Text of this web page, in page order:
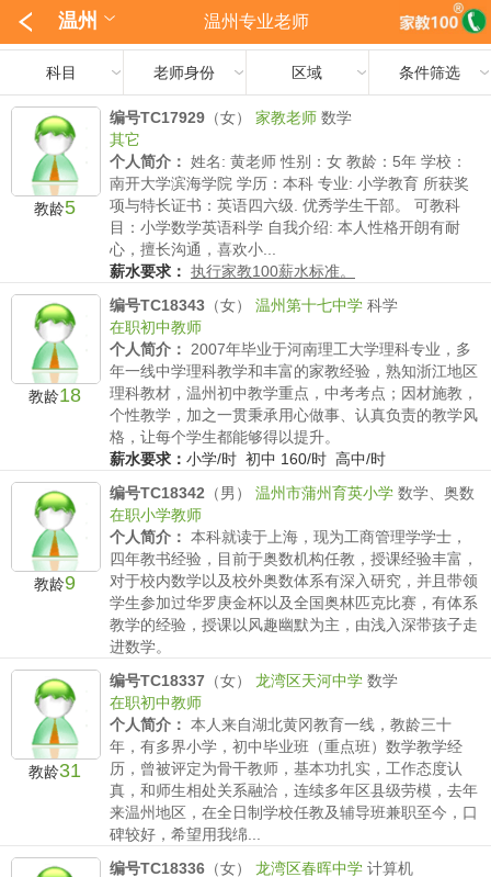
温州 温州专业老师
科目 老师身份 区域 条件筛选
教龄5
编号TC17929 （女） 家教老师 数学
其它
个人简介： 姓名: 黄老师 性别：女 教龄：5年 学校：
南开大学滨海学院 学历：本科 专业: 小学教育 所获奖
项与特长证书：英语四六级. 优秀学生干部。 可教科
目：小学数学英语科学 自我介绍: 本人性格开朗有耐
心，擅长沟通，喜欢小...
薪水要求： 执行家教100薪水标准。
教龄18
编号TC18343 （女） 温州第十七中学 科学
在职初中教师
个人简介：
2007年毕业于河南理工大学理科专业，多
年一线中学理科教学和丰富的家教经验，熟知浙江地区
理科教材，温州初中教学重点，中考考点；因材施教，
个性教学，加之一贯秉承用心做事、认真负责的教学风
格，让每个学生都能够得以提升。
薪水要求： 小学/时 初中 160/时 高中/时
教龄9
编号TC18342 （男） 温州市蒲州育英小学 数学、奥数
在职小学教师
个人简介： 本科就读于上海，现为工商管理学学士，
四年教书经验，目前于奥数机构任教，授课经验丰富，
对于校内数学以及校外奥数体系有深入研究，并且带领
学生参加过华罗庚金杯以及全国奥林匹克比赛，有体系
教学的经验，授课以风趣幽默为主，由浅入深带孩子走
进数学。
教龄31
编号TC18337 （女） 龙湾区天河中学 数学
在职初中教师
个人简介： 本人来自湖北黄冈教育一线，教龄三十
年，有多界小学，初中毕业班（重点班）数学教学经
历，曾被评定为骨干教师，基本功扎实，工作态度认
真，和师生相处关系融洽，连续多年区县级劳模，去年
来温州地区，在全日制学校任教及辅导班兼职至今，口
碑较好，希望用我绵...
编号TC18336 （女） 龙湾区春晖中学 计算机